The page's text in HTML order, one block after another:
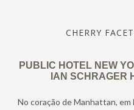
CHERRY
PUBLIC HOTEL NEW
IAN SCHRAGER
No coração de Manhattan, em